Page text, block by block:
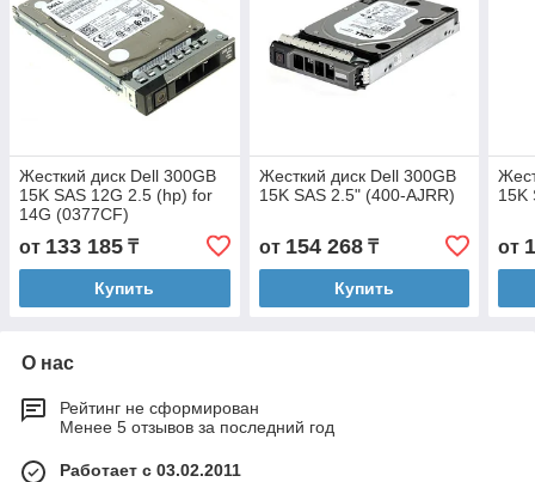
Жесткий диск Dell 300GB
15K SAS 12G 2.5 (hp) for
14G (0377CF)
от 133 185 ₸
Купить
Жесткий диск Dell 300GB
15K SAS 2.5" (400-AJRR)
от 154 268₸
Купить
15K
от
О нас
Рейтинг не сформирован
Менее 5 отзывов за последний год
Работает с 03.02.2011